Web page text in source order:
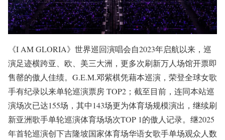
《I AM GLORIA》世界巡回演唱会自2023年启航以来，巡
演足迹横跨亚、欧、美三大洲，更多次刷新万人场馆开票即
售罄的傲人佳绩。G.E.M.邓紫棋凭藉本巡演，荣登全球女歌
手有纪录以来单轮巡演票房 TOP2；截至目前，连同本站巡
演场次已达155场，其中143场更为体育场规模演出，继续刷
新亚洲歌手单轮巡演体育场场次TOP 1的傲人记录。继2025
年首轮巡演创下吉隆坡国家体育场华语女歌手单场观众人数